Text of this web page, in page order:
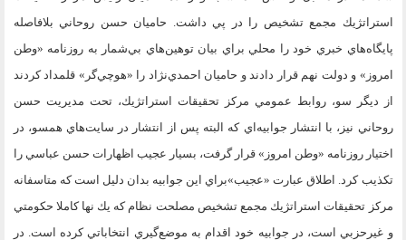
استراتژيك مجمع تشخيص را در پي داشت. حاميان حسن روحاني بلافاصله
پايگاه‌هاي خبري خود را محلي براي بيان توهين‌هاي بي‌شمار به روزنامه «وطن
امروز» و دولت نهم قرار دادند و حاميان احمدي‌نژاد را «هوچي‌گر» قلمداد كردند
از ديگر سو، روابط عمومي مركز تحقيقات استراتژيك، تحت مديريت حسن
روحاني نيز، با انتشار جوابيه‌اي كه البته پس از انتشار در سايت‌هاي همسو، در
اختيار روزنامه «وطن امروز» قرار گرفت، بسيار عجيب اظهارات حسن عباسي را
تكذيب كرد. اطلاق عبارت «عجيب»‌براي اين جوابيه بدان دليل است كه متاسفانه
مركز تحقيقات استراتژيك مجمع تشخيص مصلحت نظام كه يك نها كاملا حكومتي
و غيرحزبي است، در جوابيه خود اقدام به موضع‌گيري انتخاباتي كرده است. در